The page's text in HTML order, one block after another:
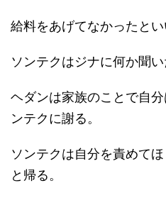
給料をあげてなかったとい
ソンテクはジナに何か聞い
ヘダンは家族のことで自
ンテクに謝る。
ソンテクは自分を責めて
と帰る。